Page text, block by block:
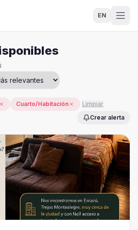
EN
Cuarto/Habitación
Limpiar
Crear alerta